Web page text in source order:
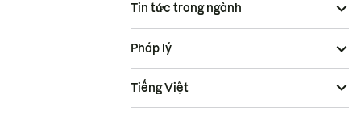
Tin tức trong ngành
Pháp lý
Tiếng Việt